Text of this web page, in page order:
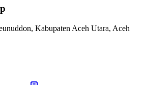
, Kabupaten Aceh Utara, Aceh